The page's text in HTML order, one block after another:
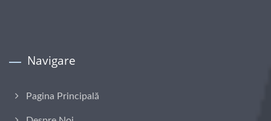
Navigare
Pagina Principală